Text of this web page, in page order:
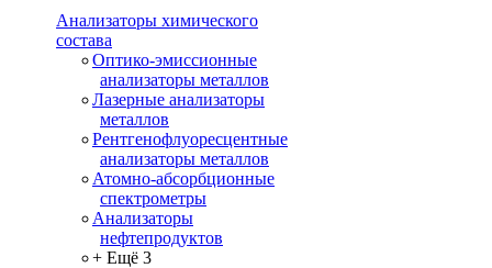
Анализаторы химического
состава
Оптико-эмиссионные
анализаторы металлов
Лазерные анализаторы
металлов
Рентгенофлуоресцентные
анализаторы металлов
Атомно-абсорбционные
спектрометры
Анализаторы
нефтепродуктов
+ Ещё 3